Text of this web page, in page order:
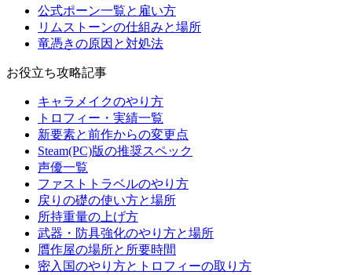
公式ポーン一覧と雇い方
リムストーンの仕組みと場所
竜憑きの原因と対処法
お役立ち攻略記事
キャラメイクのやり方
トロフィー・実績一覧
新要素と前作からの変更点
Steam(PC)版の推奨スペック
声優一覧
ファストトラベルのやり方
戻りの礎の使い方と場所
所持重量の上げ方
武器・防具強化のやり方と場所
贋作屋の場所と所要時間
密入国のやり方とトロフィーの取り方